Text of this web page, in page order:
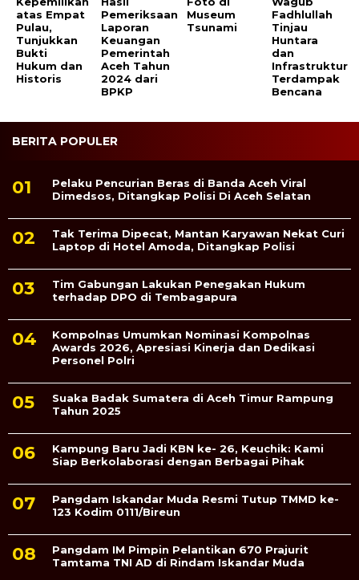
atas Empat
Pulau,
Tunjukkan
Bukti
Hukum dan
Historis
Pemeriksaan
Laporan
Keuangan
Pemerintah
Aceh Tahun
2024 dari
BPKP
Museum
Tsunami
Fadhlullah
Tinjau
Huntara
dan
Infrastruktur
Terdampak
Bencana
BERITA POPULER
Pelaku Pencurian Beras di Banda Aceh Viral
Dimedsos, Ditangkap Polisi Di Aceh Selatan
Tak Terima Dipecat, Mantan Karyawan Nekat Curi
Laptop di Hotel Amoda, Ditangkap Polisi
Tim Gabungan Lakukan Penegakan Hukum
terhadap DPO di Tembagapura
Kompolnas Umumkan Nominasi Kompolnas
Awards 2026, Apresiasi Kinerja dan Dedikasi
Personel Polri
Suaka Badak Sumatera di Aceh Timur Rampung
Tahun 2025
Kampung Baru Jadi KBN ke- 26, Keuchik: Kami
Siap Berkolaborasi dengan Berbagai Pihak
Pangdam Iskandar Muda Resmi Tutup TMMD ke-
123 Kodim 0111/Bireun
Pangdam IM Pimpin Pelantikan 670 Prajurit
Tamtama TNI AD di Rindam Iskandar Muda